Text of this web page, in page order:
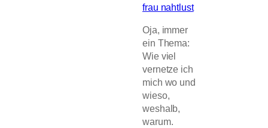
frau nahtlust
Oja, immer
ein Thema:
Wie viel
vernetze ich
mich wo und
wieso,
weshalb,
warum.